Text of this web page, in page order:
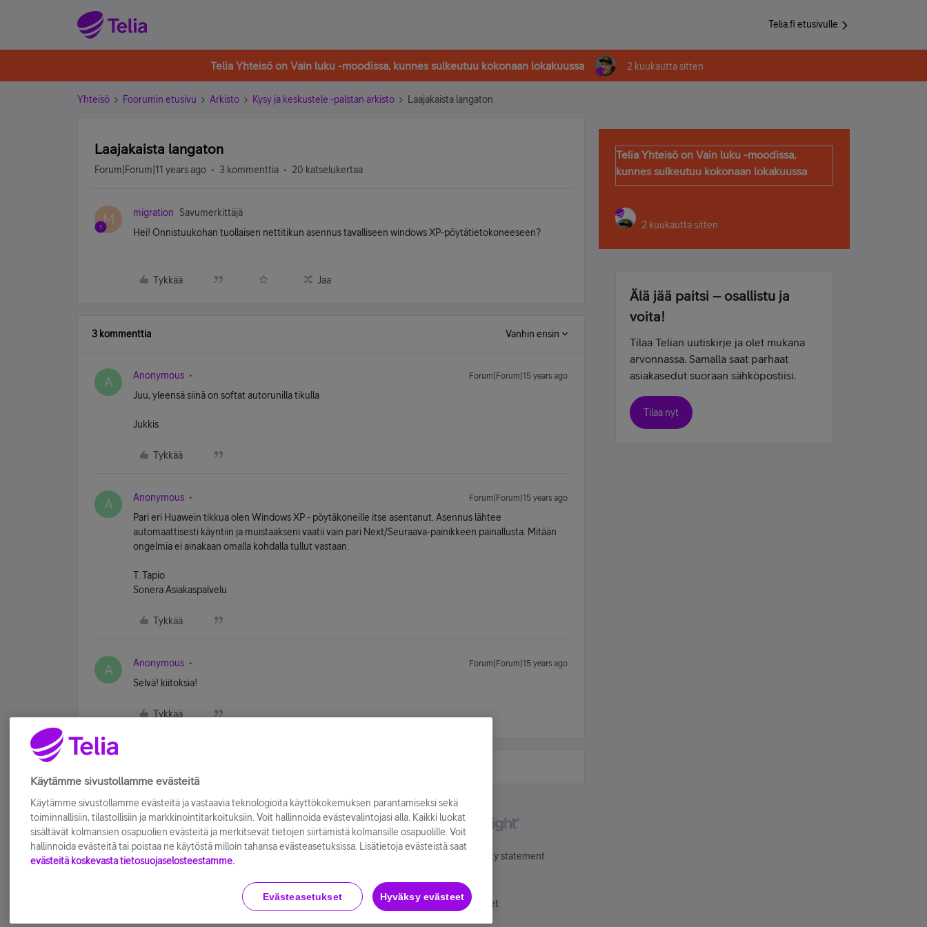
Telia.fi etusivulle
Telia Yhteisö on Vain luku -moodissa, kunnes sulkeutuu kokonaan lokakuussa 2 kuukautta sitten
Yhteisö Foorumin etusivu Arkisto Kysy ja keskustele -palstan arkisto Laajakaista langaton
Laajakaista langaton
Forum|Forum|11 years ago 3 kommenttia 20 katselukertaa
M migration
Savumerkittäjä
Hei! Onnistuukohan tuollaisen nettitikun asennus tavalliseen windows XP-pöytätietokoneeseen?
Tykkää Jaa
3 kommenttia Vanhin ensin
A Anonymous Forum|Forum|15 years ago
Juu, yleensä siinä on softat autorunilla tikulla
Jukkis
Tykkää
A Anonymous Forum|Forum|15 years ago
Pari eri Huawein tikkua olen Windows XP - pöytäkoneille itse asentanut. Asennus lähtee
automaattisesti käyntiin ja muistaakseni vaatii vain pari Next/Seuraava-painikkeen painallusta. Mitään
ongelmia ei ainakaan omalla kohdalla tullut vastaan.
T. Tapio
Sonera Asiakaspalvelu
Tykkää
A Anonymous Forum|Forum|15 years ago
Selvä! kiitoksia!
Tykkää
Telia Yhteisö on Vain luku -moodissa,
kunnes sulkeutuu kokonaan lokakuussa
2 kuukautta sitten
Älä jää paitsi – osallistu ja
voita!
Tilaa Telian uutiskirje ja olet mukana
arvonnassa. Samalla saat parhaat
asiakasedut suoraan sähköpostiisi.
Tilaa nyt
Accessibility statement
Evästeasetukset
Käytämme sivustollamme evästeitä
Käytämme sivustollamme evästeitä ja vastaavia teknologioita käyttökokemuksen parantamiseksi sekä
toiminnallisiin, tilastollisiin ja markkinointitarkoituksiin. Voit hallinnoida evästevalintojasi alla. Kaikki luokat
sisältävät kolmansien osapuolien evästeitä ja merkitsevät tietojen siirtämistä kolmansille osapuolille. Voit
hallinnoida evästeitä tai poistaa ne käytöstä milloin tahansa evästeasetuksissa. Lisätietoja evästeistä saat
evästeitä koskevasta tietosuojaselosteestamme.
Evästeasetukset Hyväksy evästeet